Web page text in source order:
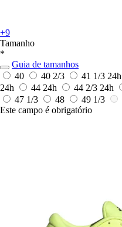
+9
Tamanho
*
Guia de tamanhos
40
40 2/3 41 1/3 24h
24h
44 24h 44 2/3 24h
47 1/3
48 49 1/3
Este campo é obrigatório